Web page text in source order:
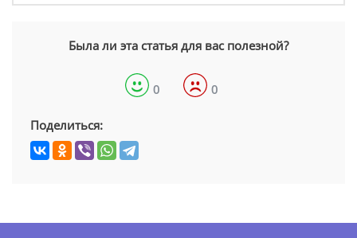
Была ли эта статья для вас полезной?
0 0
Поделиться: